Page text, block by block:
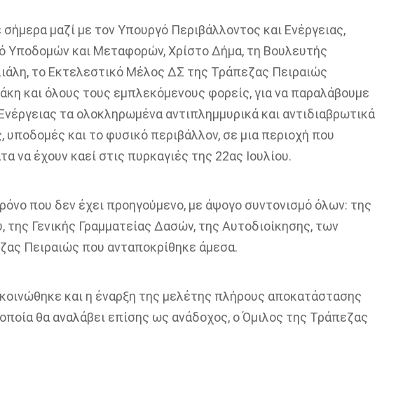
μαζί με τον Υπουργό Περιβάλλοντος και Ενέργειας,
Υποδομών και Μεταφορών, Χρίστο Δήμα, τη Βουλευτής
το Εκτελεστικό Μέλος ΔΣ της Τράπεζας Πειραιώς
και όλους τους εμπλεκόμενους φορείς, για να παραλάβουμε
τα ολοκληρωμένα αντιπλημμυρικά και αντιδιαβρωτικά
και το φυσικό περιβάλλον, σε μια περιοχή που
να έχουν καεί στις πυρκαγιές της 22ας Ιουλίου.
που δεν έχει προηγούμενο, με άψογο συντονισμό όλων: της
της Γενικής Γραμματείας Δασών, της Αυτοδιοίκησης, των
Πειραιώς που ανταποκρίθηκε άμεσα.
και η έναρξη της μελέτης πλήρους αποκατάστασης
θα αναλάβει επίσης ως ανάδοχος, ο Όμιλος της Τράπεζας